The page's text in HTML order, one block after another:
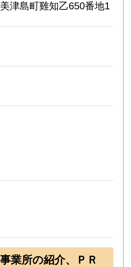
津島町雞知乙650番地1
事業所の紹介、ＰＲ